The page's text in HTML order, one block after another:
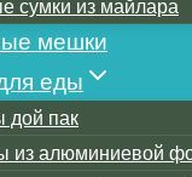
сумки из майлара
мешки
еды
дой пак
из алюминиевой